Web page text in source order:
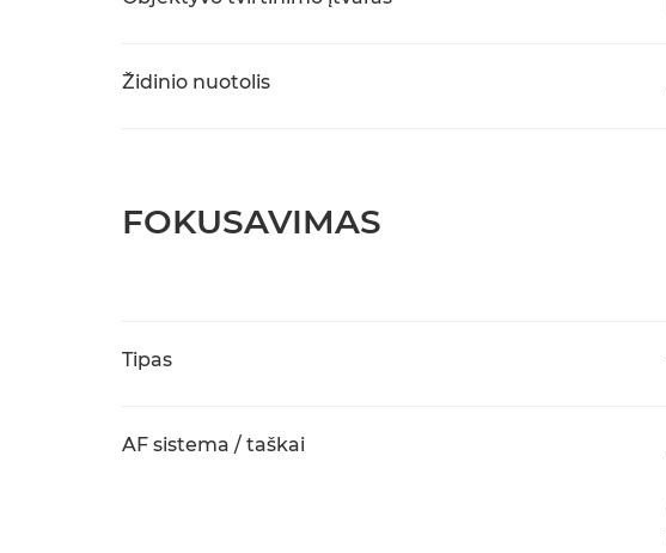
Židinio nuotolis
FOKUSAVIMAS
Tipas
AF sistema / taškai